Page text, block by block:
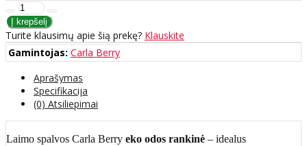
Turite klausimų apie šią prekę? Klauskite
Gamintojas: Carla Berry
Aprašymas
Specifikacija
(0) Atsiliepimai
Laimo spalvos Carla Berry eko odos rankinė – idealus